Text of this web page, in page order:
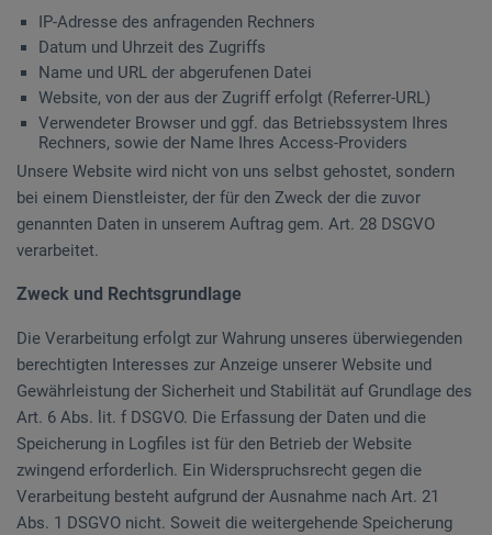
IP-Adresse des anfragenden Rechners
Datum und Uhrzeit des Zugriffs
Name und URL der abgerufenen Datei
Website, von der aus der Zugriff erfolgt (Referrer-URL)
Verwendeter Browser und ggf. das Betriebssystem Ihres
Rechners, sowie der Name Ihres Access-Providers
Unsere Website wird nicht von uns selbst gehostet, sondern
bei einem Dienstleister, der für den Zweck der die zuvor
genannten Daten in unserem Auftrag gem. Art. 28 DSGVO
verarbeitet.
Zweck und Rechtsgrundlage
Die Verarbeitung erfolgt zur Wahrung unseres überwiegenden
berechtigten Interesses zur Anzeige unserer Website und
Gewährleistung der Sicherheit und Stabilität auf Grundlage des
Art. 6 Abs. lit. f DSGVO. Die Erfassung der Daten und die
Speicherung in Logfiles ist für den Betrieb der Website
zwingend erforderlich. Ein Widerspruchsrecht gegen die
Verarbeitung besteht aufgrund der Ausnahme nach Art. 21
Abs. 1 DSGVO nicht. Soweit die weitergehende Speicherung